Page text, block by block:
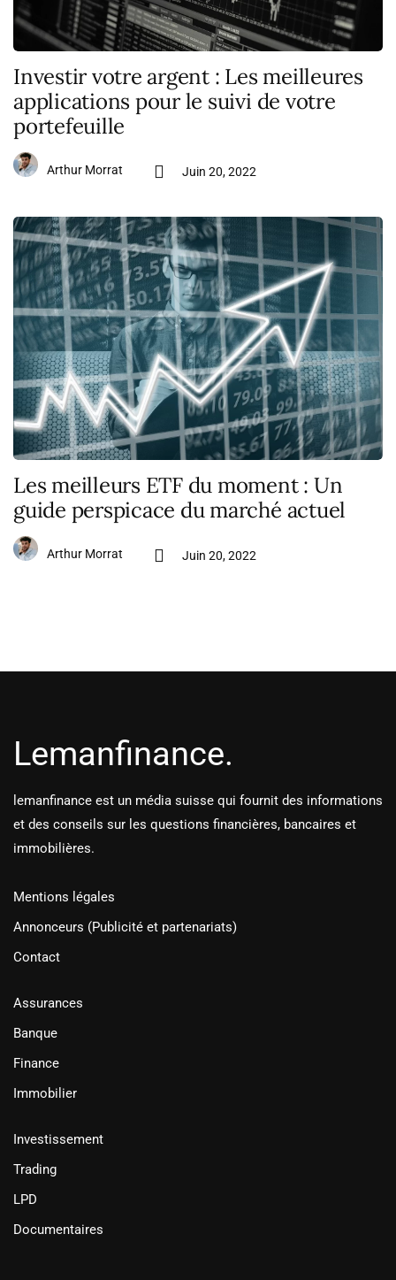
Investir votre argent : Les meilleures
applications pour le suivi de votre
portefeuille
Arthur Morrat Juin 20, 2022
Les meilleurs ETF du moment : Un
guide perspicace du marché actuel
Arthur Morrat Juin 20, 2022
Lemanfinance.
lemanfinance est un média suisse qui fournit des informations
et des conseils sur les questions financières, bancaires et
immobilières.
Mentions légales
Annonceurs (Publicité et partenariats)
Contact
Assurances
Banque
Finance
Immobilier
Investissement
Trading
LPD
Documentaires